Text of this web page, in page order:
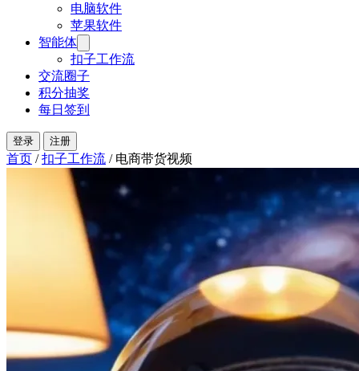
电脑软件
苹果软件
智能体
扣子工作流
交流圈子
积分抽奖
每日签到
登录 注册
首页 / 扣子工作流 / 电商带货视频